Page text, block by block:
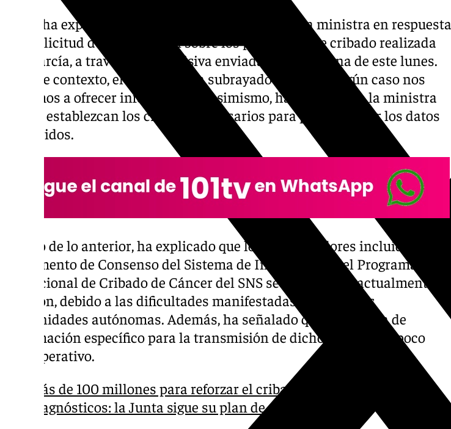
Así lo ha expresado Sanz en una carta dirigida a la ministra en respuesta
a la solicitud de información sobre los programas de cribado realizada
por García, a través de una misiva enviada en la mañana de este lunes.
En este contexto, el consejero ha subrayado que «en ningún caso nos
negamos a ofrecer información». Asimismo, ha solicitado a la ministra
que se establezcan los criterios necesarios para poder remitir los datos
requeridos.
Al hilo de lo anterior, ha explicado que los 22 indicadores incluidos en el
Documento de Consenso del Sistema de Información del Programa
Poblacional de Cribado de Cáncer del SNS se encuentran actualmente en
revisión, debido a las dificultades manifestadas por diversas
comunidades autónomas. Además, ha señalado que el sistema de
información específico para la transmisión de dichos datos tampoco
está operativo.
Más de 100 millones para reforzar el cribado y el uso de IA para
diagnósticos: la Junta sigue su plan de choque